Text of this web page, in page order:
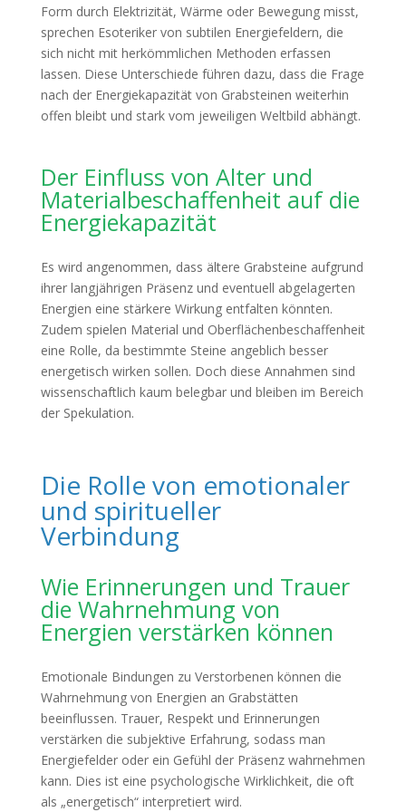
Form durch Elektrizität, Wärme oder Bewegung misst,
sprechen Esoteriker von subtilen Energiefeldern, die
sich nicht mit herkömmlichen Methoden erfassen
lassen. Diese Unterschiede führen dazu, dass die Frage
nach der Energiekapazität von Grabsteinen weiterhin
offen bleibt und stark vom jeweiligen Weltbild abhängt.
Der Einfluss von Alter und
Materialbeschaffenheit auf die
Energiekapazität
Es wird angenommen, dass ältere Grabsteine aufgrund
ihrer langjährigen Präsenz und eventuell abgelagerten
Energien eine stärkere Wirkung entfalten könnten.
Zudem spielen Material und Oberflächenbeschaffenheit
eine Rolle, da bestimmte Steine angeblich besser
energetisch wirken sollen. Doch diese Annahmen sind
wissenschaftlich kaum belegbar und bleiben im Bereich
der Spekulation.
Die Rolle von emotionaler
und spiritueller
Verbindung
Wie Erinnerungen und Trauer
die Wahrnehmung von
Energien verstärken können
Emotionale Bindungen zu Verstorbenen können die
Wahrnehmung von Energien an Grabstätten
beeinflussen. Trauer, Respekt und Erinnerungen
verstärken die subjektive Erfahrung, sodass man
Energiefelder oder ein Gefühl der Präsenz wahrnehmen
kann. Dies ist eine psychologische Wirklichkeit, die oft
als „energetisch“ interpretiert wird.